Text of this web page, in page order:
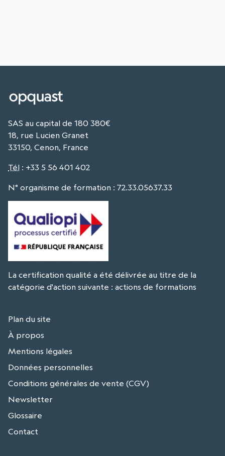
SAS au capital de 180 380€
18, rue Lucien Granet
33150, Cenon, France
Tél : +33 5 56 401 402
N° organisme de formation : 72.33.05637.33
La certification qualité a été délivrée au titre de la
catégorie d'action suivante : actions de formations
Plan du site
À propos
Mentions légales
Données personnelles
Conditions générales de vente (CGV)
Newsletter
Glossaire
Contact